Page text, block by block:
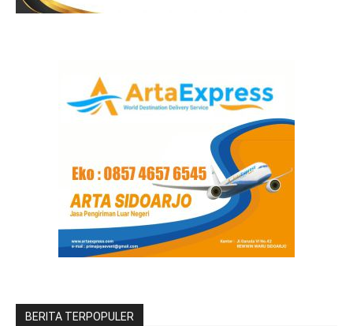
BERITA TERPOPULER